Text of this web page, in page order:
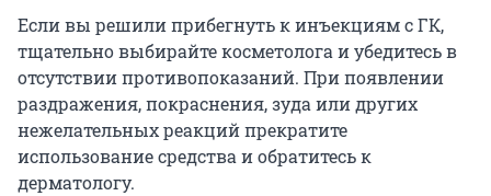
Если вы решили прибегнуть к инъекциям с ГК,
тщательно выбирайте косметолога и убедитесь в
отсутствии противопоказаний. При появлении
раздражения, покраснения, зуда или других
нежелательных реакций прекратите
использование средства и обратитесь к
дерматологу.